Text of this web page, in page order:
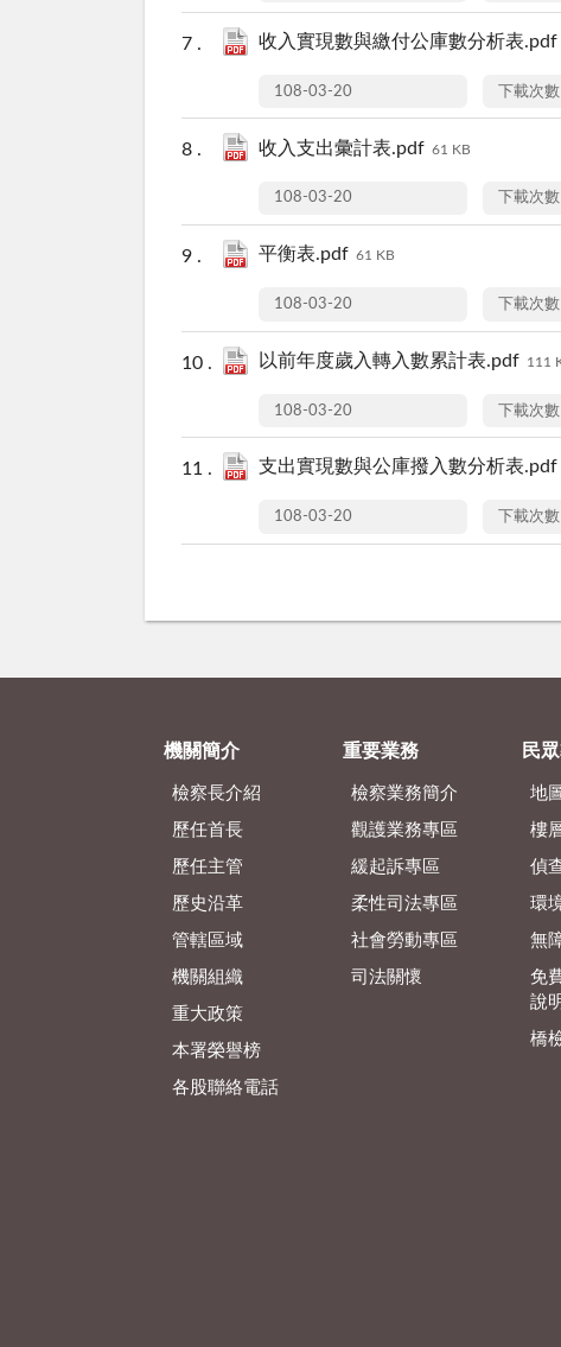
收入實現數與繳付公庫數分析表.pdf
108-03-20 下載次
收入支出彙計表.pdf 61 KB
108-03-20 下載次
平衡表.pdf 61 KB
108-03-20 下載次
以前年度歲入轉入數累計表.pdf 111
108-03-20 下載次
支出實現數與公庫撥入數分析表.pdf
108-03-20 下載次
機關簡介
檢察長介紹
歷任首長
歷任主管
歷史沿革
管轄區域
機關組織
重大政策
本署榮譽榜
各股聯絡電話
重要業務
檢察業務簡介
觀護業務專區
緩起訴專區
柔性司法專區
社會勞動專區
司法關懷
民
地
樓
偵
環
無
免
說
橋